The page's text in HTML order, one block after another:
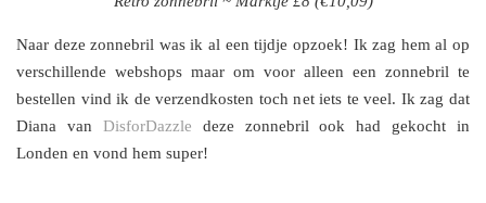
Naar deze zonnebril was ik al een tijdje opzoek! Ik zag hem al op
verschillende webshops maar om voor alleen een zonnebril te
bestellen vind ik de verzendkosten toch net iets te veel. Ik zag dat
Diana van DisforDazzle deze zonnebril ook had gekocht in
Londen en vond hem super!